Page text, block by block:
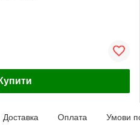
Купити
Доставка Оплата Умови